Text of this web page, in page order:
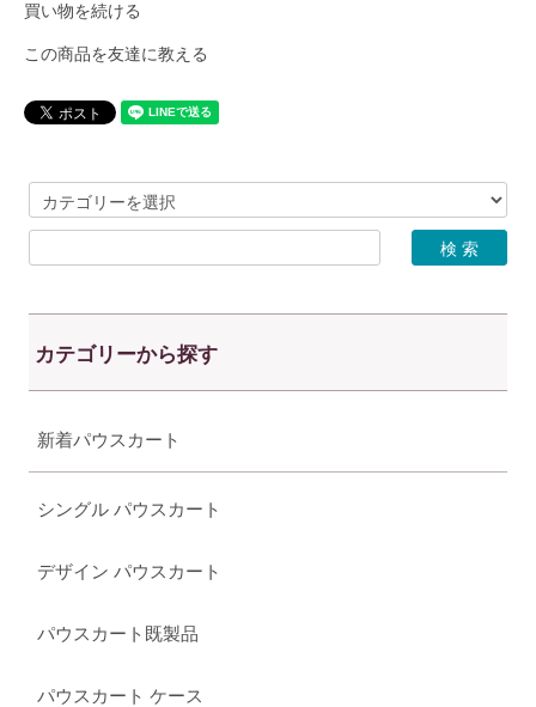
買い物を続ける
この商品を友達に教える
カテゴリーから探す
新着パウスカート
シングル パウスカート
デザイン パウスカート
パウスカート既製品
パウスカート ケース